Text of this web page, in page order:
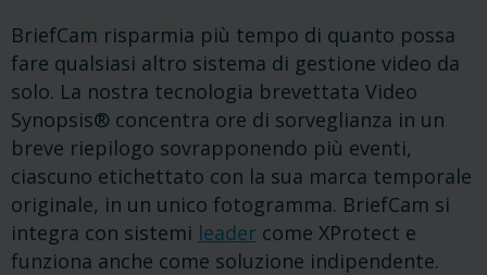
BriefCam risparmia più tempo di quanto possa
fare qualsiasi altro sistema di gestione video da
solo. La nostra tecnologia brevettata Video
Synopsis® concentra ore di sorveglianza in un
breve riepilogo sovrapponendo più eventi,
ciascuno etichettato con la sua marca temporale
originale, in un unico fotogramma. BriefCam si
integra con sistemi leader come XProtect e
funziona anche come soluzione indipendente.